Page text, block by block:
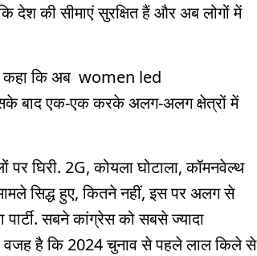
की सीमाएं सुरक्षित हैं और अब लोगों में
कहा कि अब women led
बाद एक-एक करके अलग-अलग क्षेत्रों में
पर घिरी. 2G, कोयला घोटाला, कॉमनवेल्थ
सिद्ध हुए, कितने नहीं, इस पर अलग से
पार्टी. सबने कांग्रेस को सबसे ज्यादा
वजह है कि 2024 चुनाव से पहले लाल किले से